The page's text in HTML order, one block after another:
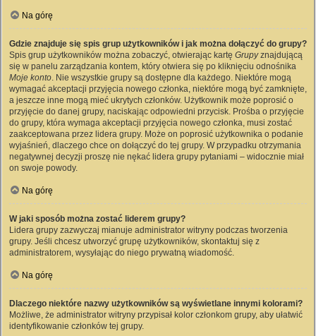
Na górę
Gdzie znajduje się spis grup użytkowników i jak można dołączyć do grupy?
Spis grup użytkowników można zobaczyć, otwierając kartę Grupyznajdującą
się w panelu zarządzania kontem, który otwiera się po kliknięciu odnośnika
Moje konto. Nie wszystkie grupy są dostępne dla każdego. Niektóre mogą
wymagać akceptacji przyjęcia nowego członka, niektóre mogą być zamknięte,
a jeszcze inne mogą mieć ukrytych członków. Użytkownik może poprosić o
przyjęcie do danej grupy, naciskając odpowiedni przycisk. Prośba o przyjęcie
do grupy, która wymaga akceptacji przyjęcia nowego członka, musi zostać
zaakceptowana przez lidera grupy. Może on poprosić użytkownika o podanie
wyjaśnień, dlaczego chce on dołączyć do tej grupy. W przypadku otrzymania
negatywnej decyzji proszę nie nękać lidera grupy pytaniami – widocznie miał
on swoje powody.
Na górę
W jaki sposób można zostać liderem grupy?
Lidera grupy zazwyczaj mianuje administrator witryny podczas tworzenia
grupy. Jeśli chcesz utworzyć grupę użytkowników, skontaktuj się z
administratorem, wysyłając do niego prywatną wiadomość.
Na górę
Dlaczego niektóre nazwy użytkowników są wyświetlane innymi kolorami?
Możliwe, że administrator witryny przypisał kolor członkom grupy, aby ułatwić
identyfikowanie członków tej grupy.